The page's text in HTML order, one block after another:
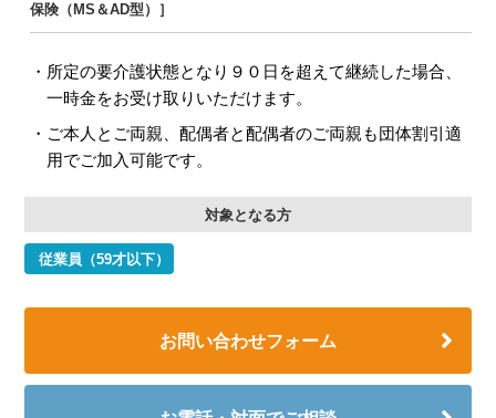
保険（MS＆AD型）］
所定の要介護状態となり９０日を超えて継続した場合、
一時金をお受け取りいただけます。
ご本人とご両親、配偶者と配偶者のご両親も団体割引適
用でご加入可能です。
対象となる方
従業員（59才以下）
お問い合わせフォーム